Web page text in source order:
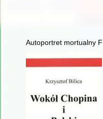
Autoportret mortualny